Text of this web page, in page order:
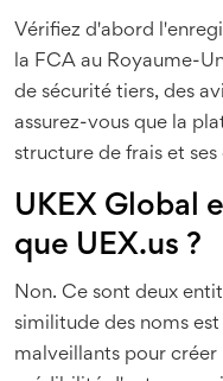
Vérifiez d'abord
la FCA au Royaume-
de sécurité tiers, des
assurez-vous que la
structure de frais et
UKEX Global
que UEX.us ?
Non. Ce sont deux
similitude des noms
malveillants pour